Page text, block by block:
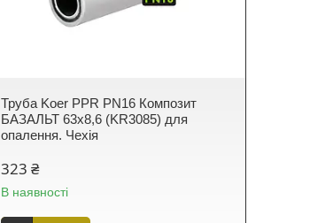
Труба Koer PPR PN16 Композит
БАЗАЛЬТ 63x8,6 (KR3085) для
опалення. Чехія
323 ₴
В наявності